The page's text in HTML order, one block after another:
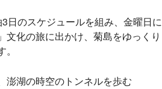
日のスケジュールを組み、金曜日
文化の旅に出かけ、菊島をゆっく
澎湖の時空のトンネルを歩む